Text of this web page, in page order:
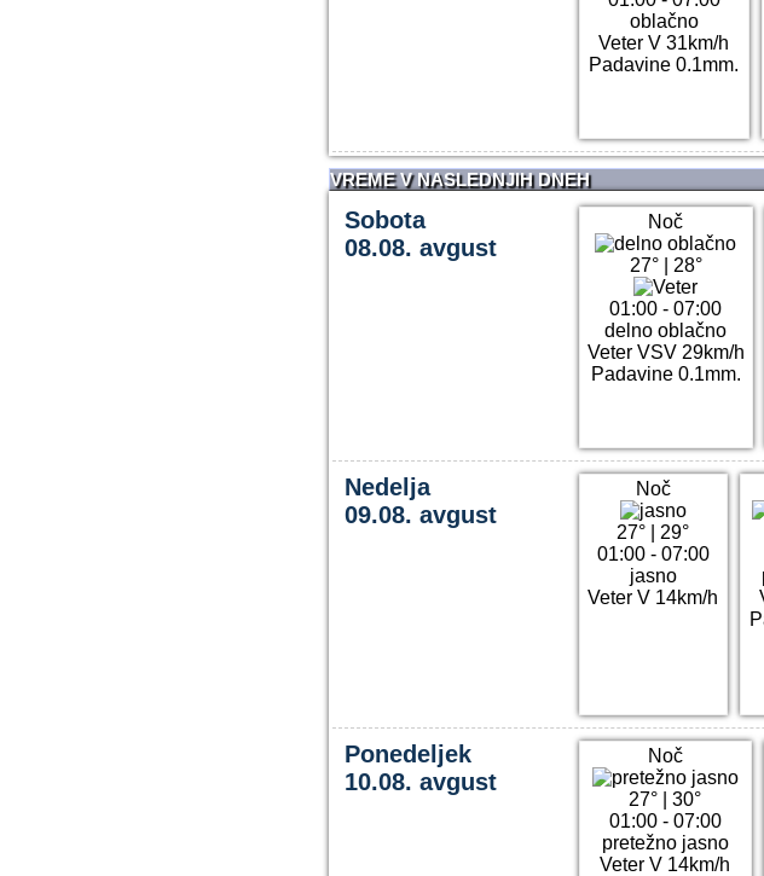
oblačno
Veter V 31km/h
Padavine 0.1mm.
VREME V NASLEDNJIH DNEH
Sobota
08.08. avgust
Noč
27°| 28°
01:00 - 07:00
delno oblačno
Veter VSV 29km/h
Padavine 0.1mm.
Nedelja
09.08. avgust
Noč
27°
29°
01:00 - 07:00
jasno
Veter V 14km/h
Ponedeljek
10.08. avgust
Noč
27° |30°
01:00 - 07:00
pretežno jasno
Veter V 14km/h